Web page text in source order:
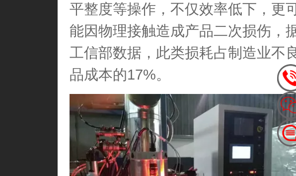
平整度等操作，不仅效率低下，更
能因物理接触造成产品二次损伤，
工信部数据，此类损耗占制造业不
品成本的17%。